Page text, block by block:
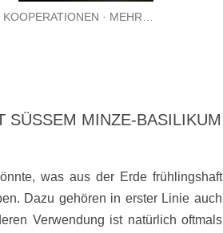
KOOPERATIONEN MEHR…
MINZE-BASILIKUM P
was aus der Erde frühlingshaft
Dazu gehören in erster Linie auch
Verwendung ist natürlich oftmals